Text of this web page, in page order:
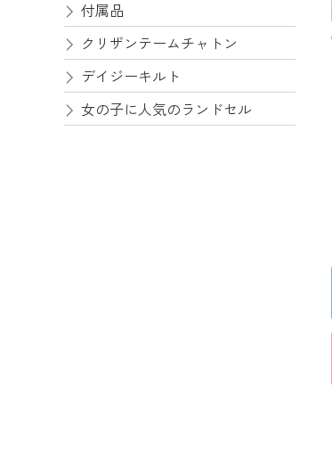
付属品
クリザンテームチャトン
デイジーキルト
女の子に人気のランドセル